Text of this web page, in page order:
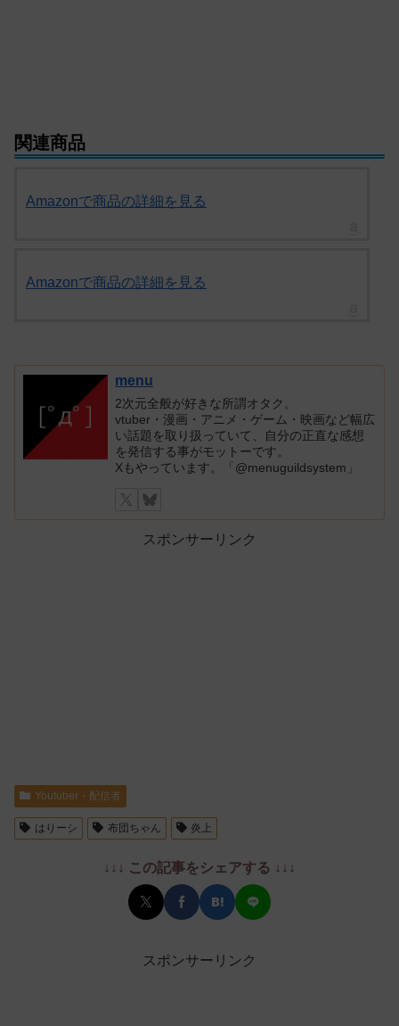
関連商品
Amazonで商品の詳細を見る
Amazonで商品の詳細を見る
menu
2次元全般が好きな所謂オタク。
vtuber・漫画・アニメ・ゲーム・映画など幅広
い話題を取り扱っていて、自分の正直な感想
を発信する事がモットーです。
Xもやっています。「@menuguildsystem」
スポンサーリンク
Youtuber・配信者
はりーシ 布団ちゃん 炎上
↓↓↓ この記事をシェアする ↓↓↓
スポンサーリンク